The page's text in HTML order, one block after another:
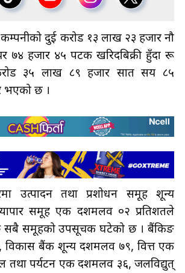
दुई करोड १३ लाख २३ हजार नौ
७४ हजार ४५ पटक खरिदबिक्री हुँदा रू
३५ लाख ८९ हजार सात सय ८५
भएको छ ।
उत्पादन तथा प्रशोधन समूह शून्य
समूह एक दशमलव ०२ प्रतिशतले
समूहको उपसूचक घटेको छ । बैंकिङ
बैंक शून्य दशमलव ७९, वित्त एक
तथा पर्यटन एक दशमलव ३६, जलविद्युत्